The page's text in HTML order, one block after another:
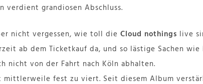
verdient grandiosen Abschluss.
nicht vergessen, wie toll die Cloud nothings live
ab dem Ticketkauf da, und so lästige Sachen
nicht von der Fahrt nach Köln abhalten.
mittlerweile fest zu viert. Seit diesem Album